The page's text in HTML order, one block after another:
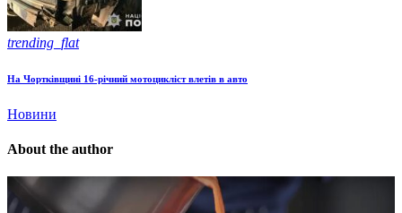
trending_flat
На Чортківщині 16-річний мотоцикліст влетів в авто
Новини
About the author